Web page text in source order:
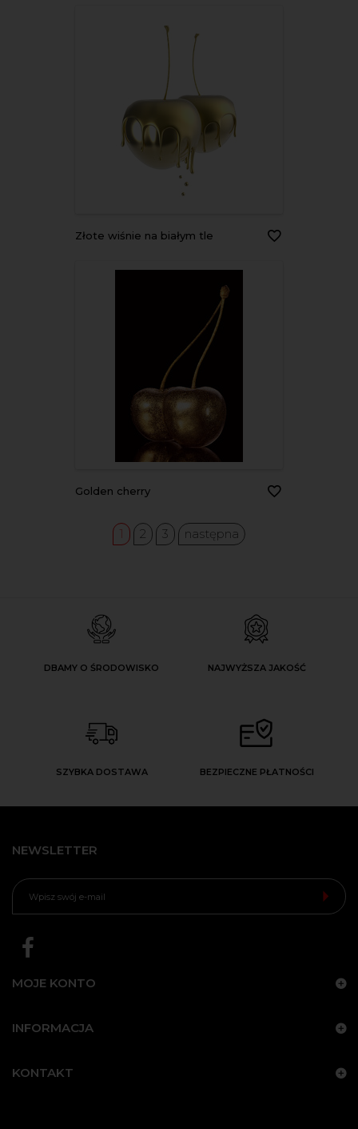
Złote wiśnie na białym tle
golden cherry
1 2 3 następna
DBAMY O ŚRODOWISKO NAJWYŻSZA JAKOŚĆ
SZYBKA DOSTAWA BEZPIECZNE PŁATNOŚCI
NEWSLETTER
MOJE KONTO
INFORMACJA
KONTAKT